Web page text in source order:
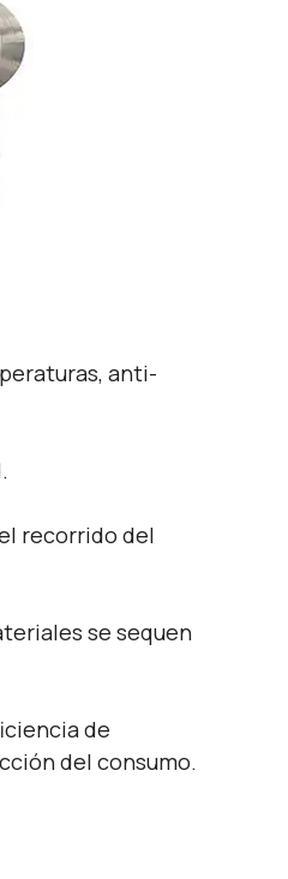
anti-
recorrido del
se sequen
de
del consumo.